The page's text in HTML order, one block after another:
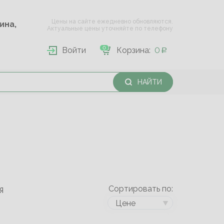
Цены на сайте ежедневно обновляются.
Актуальные цены уточняйте по телефону
Войти Корзина: 0
0
НАЙТИ
Я
Сортировать по:
Цене